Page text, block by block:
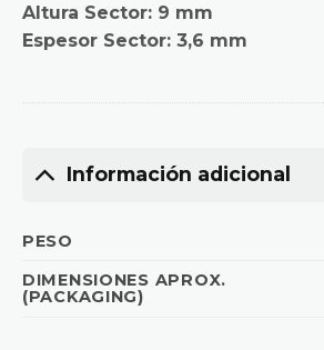
Altura Sector: 9 mm
Espesor Sector: 3,6 mm
Información adicional
PESO
DIMENSIONES APROX.
(PACKAGING)